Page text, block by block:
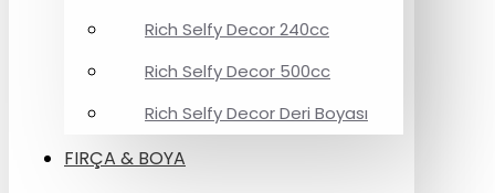
Rich Selfy Decor 240cc
Rich Selfy Decor 500cc
Rich Selfy Decor Deri Boyası
FIRÇA & BOYA